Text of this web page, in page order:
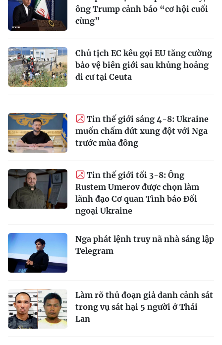
ông Trump cảnh báo “cơ hội cuối
cùng”
Chủ tịch EC kêu gọi EU tăng cường
bảo vệ biên giới sau khủng hoảng
di cư tại Ceuta
Tin thế giới sáng 4-8: Ukraine
muốn chấm dứt xung đột với Nga
trước mùa đông
Tin thế giới tối 3-8: Ông
Rustem Umerov được chọn làm
lãnh đạo Cơ quan Tình báo Đối
ngoại Ukraine
Nga phát lệnh truy nã nhà sáng lập
Telegram
Làm rõ thủ đoạn giả danh cảnh sát
trong vụ sát hại 5 người ở Thái
Lan